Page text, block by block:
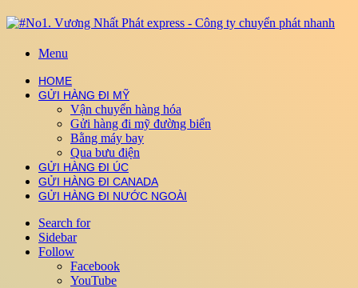
Menu
HOME
GỬI HÀNG ĐI MỸ
Vận chuyển hàng hóa
Gửi hàng đi mỹ đường biển
Bằng máy bay
Qua bưu điện
GỬI HÀNG ĐI ÚC
GỬI HÀNG ĐI CANADA
GỬI HÀNG ĐI NƯỚC NGOÀI
Search for
Sidebar
Follow
Facebook
YouTube